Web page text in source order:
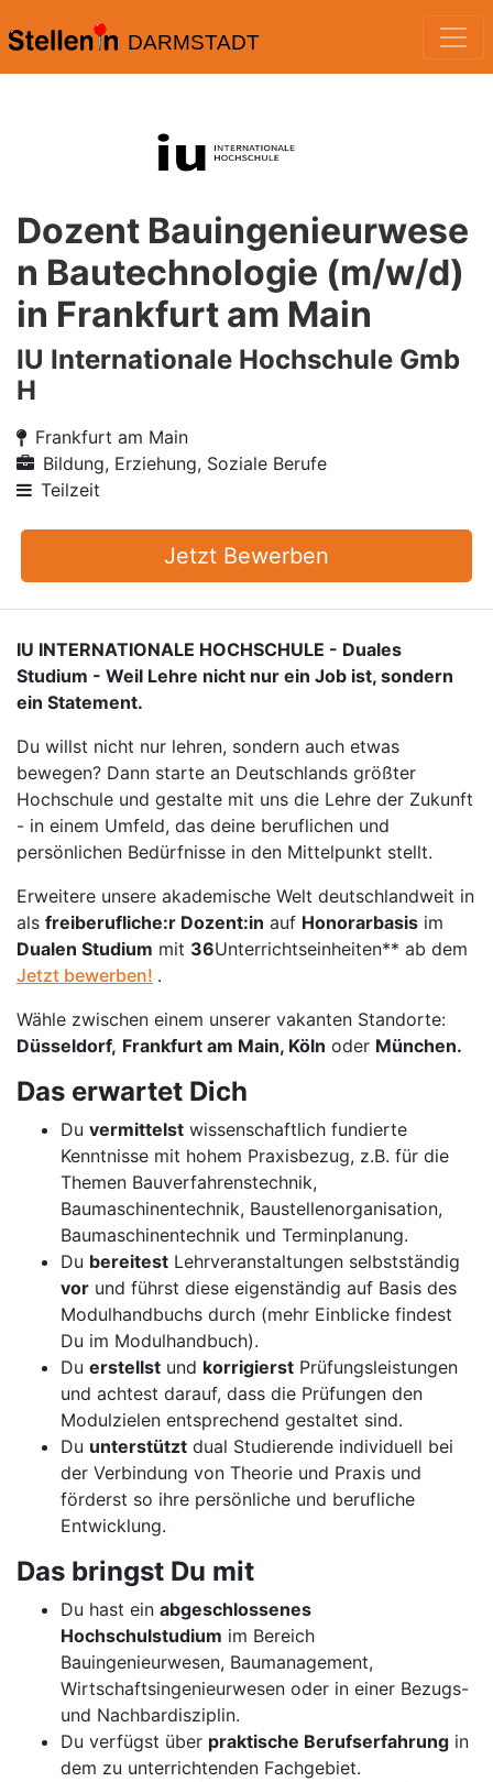
DARMSTADT
Dozent Bauingenieurwese
n Bautechnologie (m/w/d)
in Frankfurt am Main
IU Internationale Hochschule Gmb
H
Frankfurt am Main
Bildung, Erziehung, Soziale Berufe
Teilzeit
Jetzt Bewerben
IU INTERNATIONALE HOCHSCHULE - Duales
Studium - Weil Lehre nicht nur ein Job ist, sondern
ein Statement.
Du willst nicht nur lehren, sondern auch etwas
bewegen? Dann starte an Deutschlands größter
Hochschule und gestalte mit uns die Lehre der Zukunft
- in einem Umfeld, das deine beruflichen und
persönlichen Bedürfnisse in den Mittelpunkt stellt.
Erweitere unsere akademische Welt deutschlandweit in
als freiberufliche:r Dozent:in auf Honorarbasis im
Dualen Studium mit 36Unterrichtseinheiten** ab dem
Jetzt bewerben! .
Wähle zwischen einem unserer vakanten Standorte:
Düsseldorf, Frankfurt am Main, Köln oder München.
Das erwartet Dich
Du vermittelst wissenschaftlich fundierte
Kenntnisse mit hohem Praxisbezug, z.B. für die
Themen Bauverfahrenstechnik,
Baumaschinentechnik, Baustellenorganisation,
Baumaschinentechnik und Terminplanung.
Du bereitest Lehrveranstaltungen selbstständig
vor und führst diese eigenständig auf Basis des
Modulhandbuchs durch (mehr Einblicke findest
Du im Modulhandbuch).
Du erstellst und korrigierst Prüfungsleistungen
und achtest darauf, dass die Prüfungen den
Modulzielen entsprechend gestaltet sind.
Du unterstützt dual Studierende individuell bei
der Verbindung von Theorie und Praxis und
förderst so ihre persönliche und berufliche
Entwicklung.
Das bringst Du mit
Du hast ein abgeschlossenes
Hochschulstudium im Bereich
Bauingenieurwesen, Baumanagement,
Wirtschaftsingenieurwesen oder in einer Bezugs-
und Nachbardisziplin.
Du verfügst über praktische Berufserfahrung in
dem zu unterrichtenden Fachgebiet.